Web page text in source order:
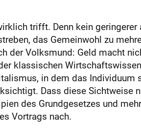
trifft. Denn kein
das Gemeinwohl zu
der Volksmund: Geld macht
klassischen
in dem das
Dass diese Sichtweise
des Grundgesetzes und
Vortrags nach.